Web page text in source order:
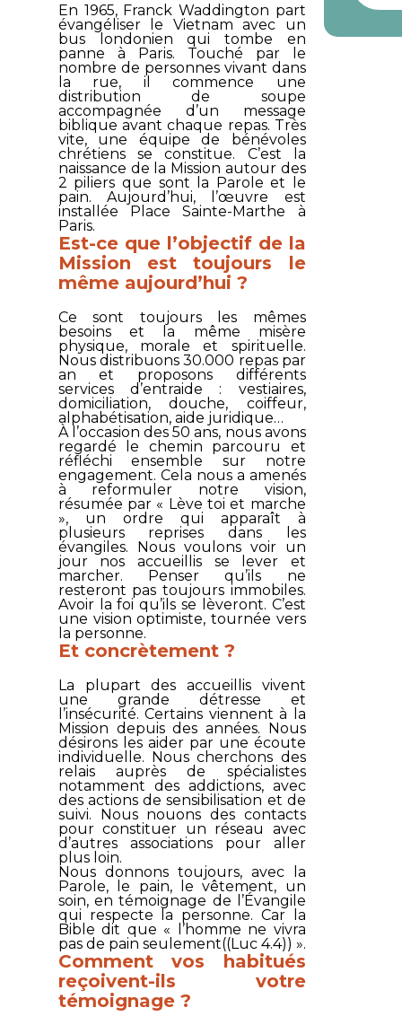
En 1965, Franck Waddington part
évangéliser le Vietnam avec un
bus londonien qui tombe en
panne à Paris. Touché par le
nombre de personnes vivant dans
la rue, il commence une
distribution de soupe
accompagnée d’un message
biblique avant chaque repas. Très
vite, une équipe de bénévoles
chrétiens se constitue. C’est la
naissance de la Mission autour des
2 piliers que sont la Parole et le
pain. Aujourd’hui, l’œuvre est
installée Place Sainte-Marthe à
Paris.
Est-ce que l’objectif de la
Mission est toujours le
même aujourd’hui ?
Ce sont toujours les mêmes
besoins et la même misère
physique, morale et spirituelle.
Nous distribuons 30.000 repas par
an et proposons différents
services d’entraide : vestiaires,
domiciliation, douche, coiffeur,
alphabétisation, aide juridique…
À l’occasion des 50 ans, nous avons
regardé le chemin parcouru et
réfléchi ensemble sur notre
engagement. Cela nous a amenés
à reformuler notre vision,
résumée par « Lève toi et marche
», un ordre qui apparaît à
plusieurs reprises dans les
évangiles. Nous voulons voir un
jour nos accueillis se lever et
marcher. Penser qu’ils ne
resteront pas toujours immobiles.
Avoir la foi qu’ils se lèveront. C’est
une vision optimiste, tournée vers
la personne.
Et concrètement ?
La plupart des accueillis vivent
une grande détresse et
l’insécurité. Certains viennent à la
Mission depuis des années. Nous
désirons les aider par une écoute
individuelle. Nous cherchons des
relais auprès de spécialistes
notamment des addictions, avec
des actions de sensibilisation et de
suivi. Nous nouons des contacts
pour constituer un réseau avec
d’autres associations pour aller
plus loin.
Nous donnons toujours, avec la
Parole, le pain, le vêtement, un
soin, en témoignage de l’Évangile
qui respecte la personne. Car la
Bible dit que « l’homme ne vivra
pas de pain seulement((Luc 4.4)) ».
Comment vos habitués
reçoivent-ils votre
témoignage ?